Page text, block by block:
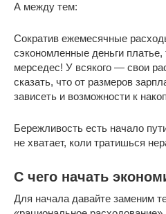
А между тем:
Сократив ежемесячные
сэкономленные деньги
мерседес! У всякого — свои
сказать, что от размеров
зависеть и возможности к
Бережливость есть начало
не хватает, коли тратишься
С чего начать
Для начала давайте заменим